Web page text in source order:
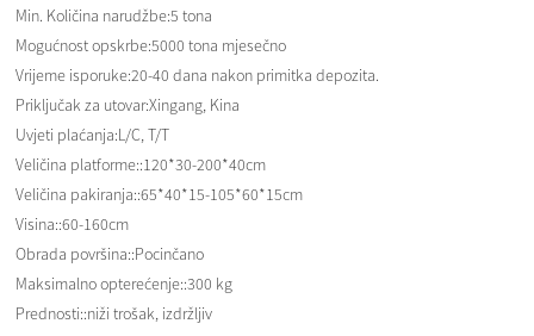
Min. Količina narudžbe:5 tona
Mogućnost opskrbe:5000 tona mjesečno
Vrijeme isporuke:20-40 dana nakon primitka depozita.
Priključak za utovar:Xingang, Kina
Uvjeti plaćanja:L/C, T/T
Veličina platforme::120*30-200*40cm
Veličina pakiranja::65*40*15-105*60*15cm
Visina::60-160cm
Obrada površina::Pocinčano
Maksimalno opterećenje::300 kg
Prednosti::niži trošak, izdržljiv